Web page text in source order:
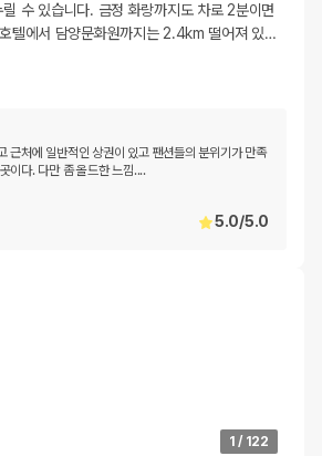
수 있습니다. 금정 화랑까지도 차로 2분이면
텔에서 담양문화원까지는 2.4km 떨어져 있…
근처에 일반적인 상권이 있고 팬션들의 분위기가 만족
이다. 다만 좀 올드한 느낌....
5.0/5.0
1 / 122